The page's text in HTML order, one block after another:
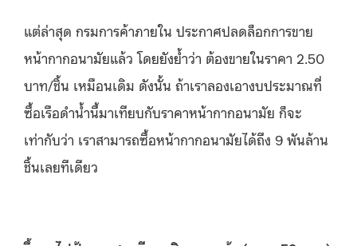
แต่ล่าสุด กรมการค้าภายใน ประกาศปลดล็อกการขาย
หน้ากากอนามัยแล้ว โดยยังย้ำว่า ต้องขายในราคา 2.50
บาท/ชิ้น เหมือนเดิม ดังนั้น ถ้าเราลองเอางบประมาณที่
ซื้อเรือดำน้ำนี้มาเทียบกับราคาหน้ากากอนามัย ก็จะ
เท่ากับว่า เราสามารถซื้อหน้ากากอนามัยได้ถึง 9 พันล้าน
ชิ้นเลยทีเดียว